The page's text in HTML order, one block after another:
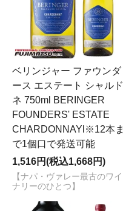
ベリンジャー ファウンダ
ース エステート シャルド
ネ 750ml BERINGER
FOUNDERS' ESTATE
CHARDONNAYl※12本ま
で1個口で発送可能
1,516円(税込1,668円)
【ナパ・ヴァレー最古のワイ
ナリーのひとつ】